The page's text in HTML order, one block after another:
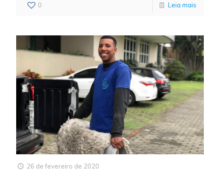
0 Leia mais
26 de fevereiro de 2020